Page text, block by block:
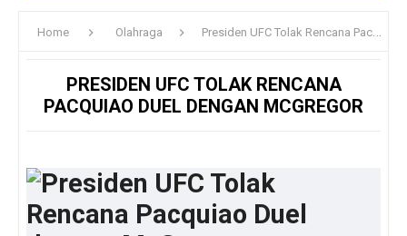
Home Olahraga Presiden UFC Tolak Rencana Pacquiao Duel dengan McGregor
PRESIDEN UFC TOLAK RENCANA
PACQUIAO DUEL DENGAN MCGREGOR